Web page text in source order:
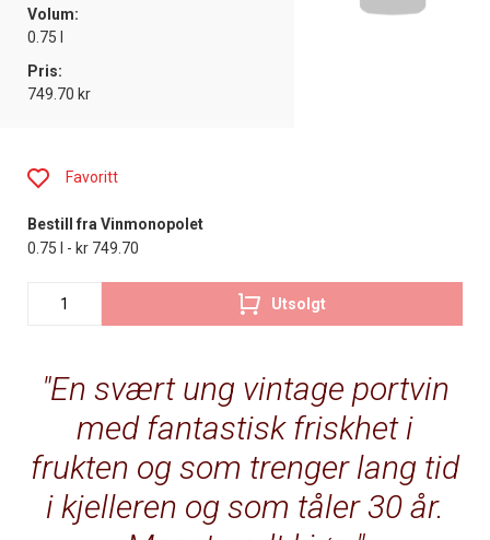
Volum:
0.75 l
Pris:
749.70 kr
En svært ung vintage portvin
med fantastisk friskhet i
frukten og som trenger lang tid
i kjelleren og som tåler 30 år.
Favoritt
Bestill fra Vinmonopolet
0.75 l - kr 749.70
Utsolgt